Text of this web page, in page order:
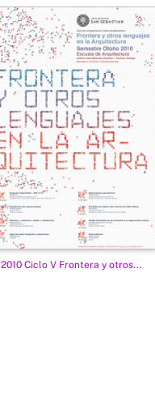
2010 Ciclo V Frontera y otros...